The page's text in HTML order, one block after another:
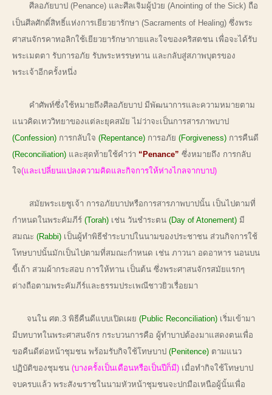
ศีลอภัยบาป (Penance) และศีลเจิมผู้ป่วย (Anointing of the Sick) ถือ
เป็นศีลศักดิ์สิทธิ์แห่งการเยียวยารักษา (Sacraments of Healing) ซึ่งพระ
ศาสนจักรคาทอลิกใช้เยียวยารักษากายและใจของคริสตชน เพื่อจะได้รับ
พระเมตตา รับการอภัย รับพระหรรษทาน และกลับสู่สภาพบุตรของ
พระเจ้าอีกครั้งหนึ่ง
คำศัพท์ซึ่งใช้หมายถึงศีลอภัยบาป มีพัฒนาการและความหมายตาม
แนวคิดเทววิทยาของแต่ละยุคสมัย ไม่ว่าจะเป็นการสารภาพบาป
(Confession) การกลับใจ (Repentance) การอภัย (Forgiveness) การคืนดี
(Reconciliation) และสุดท้ายใช้คำว่า “Penance” ซึ่งหมายถึง การกลับ
ใจ(และเปลี่ยนแปลงความคิดและกิจการให้ห่างไกลจากบาป)
สมัยพระเยซูเจ้า การอภัยบาปหรือการสารภาพบาปนั้น เป็นไปตามที่
กำหนดในพระคัมภีร์ (Torah) เช่น วันชำระตน (Day of Atonement) มี
สมณะ (Rabbi) เป็นผู้ทำพิธีชำระบาปในนามของประชาชน ส่วนกิจการใช้
โทษบาปนั้นมักเป็นไปตามที่สมณะกำหนด เช่น ภาวนา อดอาหาร นอนบน
ขี้เถ้า สวมผ้ากระสอบ การให้ทาน เป็นต้น ซึ่งพระศาสนจักรสมัยแรกๆ
ต่างถือตามพระคัมภีร์และธรรมประเพณีชาวยิวเรื่อยมา
จนใน ศต.3 พิธีคืนดีแบบเปิดเผย (Public Reconciliation) เริ่มเข้ามา
มีบทบาทในพระศาสนจักร กระบวนการคือ ผู้ทำบาปต้องมาแสดงตนเพื่อ
ขอคืนดีต่อหน้าชุมชน พร้อมรับกิจใช้โทษบาป (Penitence) ตามแนว
ปฏิบัติของชุมชน (บางครั้งเป็นเดือนหรือเป็นปีก็มี) เมื่อทำกิจใช้โทษบาป
จบครบแล้ว พระสังฆราชในนามหัวหน้าชุมชนจะปกมือเหนือผู้นั้นเพื่อ